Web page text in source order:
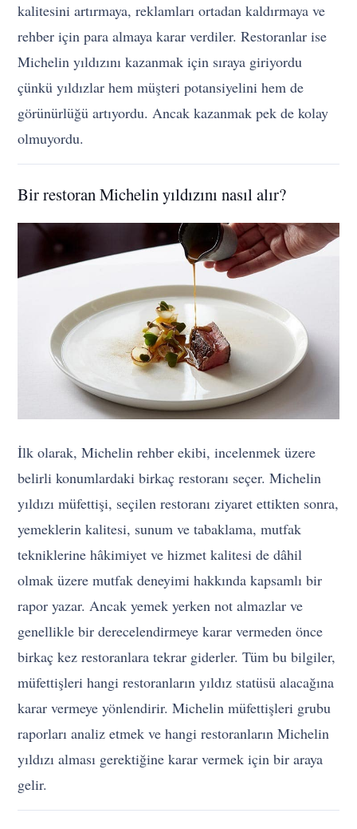
kalitesini artırmaya, reklamları ortadan kaldırmaya ve
rehber için para almaya karar verdiler. Restoranlar ise
Michelin yıldızını kazanmak için sıraya giriyordu
çünkü yıldızlar hem müşteri potansiyelini hem de
görünürlüğü artıyordu. Ancak kazanmak pek de kolay
olmuyordu.
Bir restoran Michelin yıldızını nasıl alır?
İlk olarak, Michelin rehber ekibi, incelenmek üzere
belirli konumlardaki birkaç restoranı seçer. Michelin
yıldızı müfettişi, seçilen restoranı ziyaret ettikten sonra,
yemeklerin kalitesi, sunum ve tabaklama, mutfak
tekniklerine hâkimiyet ve hizmet kalitesi de dâhil
olmak üzere mutfak deneyimi hakkında kapsamlı bir
rapor yazar. Ancak yemek yerken not almazlar ve
genellikle bir derecelendirmeye karar vermeden önce
birkaç kez restoranlara tekrar giderler. Tüm bu bilgiler,
müfettişleri hangi restoranların yıldız statüsü alacağına
karar vermeye yönlendirir. Michelin müfettişleri grubu
raporları analiz etmek ve hangi restoranların Michelin
yıldızı alması gerektiğine karar vermek için bir araya
gelir.